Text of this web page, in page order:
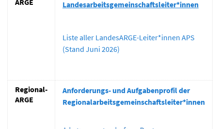
ARGE
Landesarbeitsgemeinschaftsleiter*innen
Liste aller LandesARGE-Leiter*innen APS
(Stand Juni 2026)
Regional-
ARGE
Anforderungs- und Aufgabenprofil der
Regionalarbeitsgemeinschaftsleiter*innen